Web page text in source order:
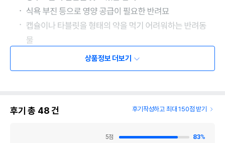
상품정보 더보기
후기 총 48건 후기작성하고 최대 150점 받기
5점 83%